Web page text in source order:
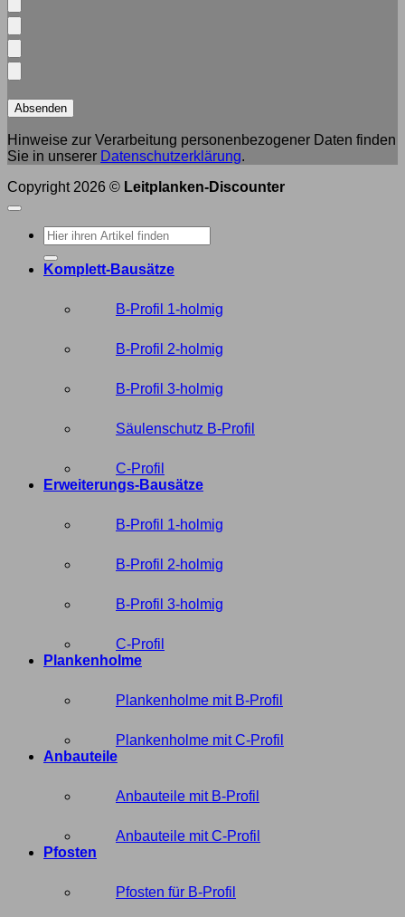
Hinweise zur Verarbeitung personenbezogener Daten finden
Sie in unserer Datenschutzerklärung.
Copyright 2026 © Leitplanken-Discounter
Suche
nach:
Komplett-Bausätze
B-Profil 1-holmig
B-Profil 2-holmig
B-Profil 3-holmig
Säulenschutz B-Profil
C-Profil
Erweiterungs-Bausätze
B-Profil 1-holmig
B-Profil 2-holmig
B-Profil 3-holmig
C-Profil
Plankenholme
Plankenholme mit B-Profil
Plankenholme mit C-Profil
Anbauteile
Anbauteile mit B-Profil
Anbauteile mit C-Profil
Pfosten
Pfosten für B-Profil